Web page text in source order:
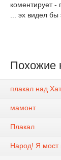
коментирует -
... эх видел бы
Похожие
плакал над
мамонт
Плакал
Народ! Я мост